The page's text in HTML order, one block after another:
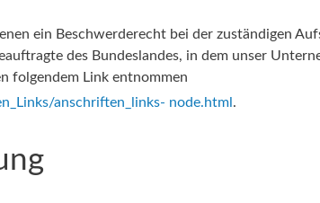
ein Beschwerderecht bei der zuständigen
des Bundeslandes, in dem unser
folgendem Link entnommen
anschriften_links- node.html .